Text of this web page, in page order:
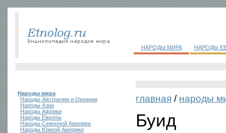
НАРОДЫ МИРА НАРОДЫ
Народы мира
Народы Австралии и Океании
Народы Азии
Народы Африки
Народы Европы
Народы Северной Америки
Народы Южной Америки
главная / народы
Буид